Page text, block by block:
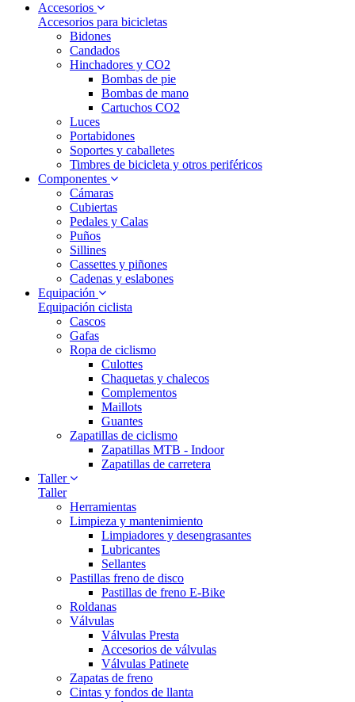
Accesorios
Accesorios para bicicletas
Bidones
Candados
Hinchadores y CO2
Bombas de pie
Bombas de mano
Cartuchos CO2
Luces
Portabidones
Soportes y caballetes
Timbres de bicicleta y otros periféricos
Componentes
Cámaras
Cubiertas
Pedales y Calas
Puños
Sillines
Cassettes y piñones
Cadenas y eslabones
Equipación
Equipación ciclista
Cascos
Gafas
Ropa de ciclismo
Culottes
Chaquetas y chalecos
Complementos
Maillots
Guantes
Zapatillas de ciclismo
Zapatillas MTB - Indoor
Zapatillas de carretera
Taller
Taller
Herramientas
Limpieza y mantenimiento
Limpiadores y desengrasantes
Lubricantes
Sellantes
Pastillas freno de disco
Pastillas de freno E-Bike
Roldanas
Válvulas
Válvulas Presta
Accesorios de válvulas
Válvulas Patinete
Zapatas de freno
Cintas y fondos de llanta